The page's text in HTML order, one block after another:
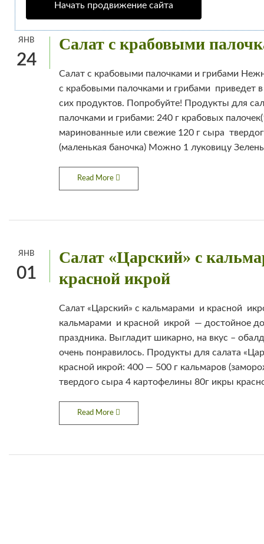
Начать продвижение сайта
ЯНВ
24
Салат с крабовыми
Салат с крабовыми палочками и грибами
с крабовыми палочками и грибами приведет
сих продуктов. Попробуйте! Продукты для
палочками и грибами: 240 г крабовых
маринованные или свежие 120 г сыра
(маленькая баночка) Можно 1 луковицу
Read More
ЯНВ
01
Салат «Царский» с
красной икрой
Салат «Царский» с кальмарами и красной
кальмарами и красной икрой — достойное
праздника. Выгладит шикарно, на вкус –
очень понравилось. Продукты для салата
красной икрой: 400 — 500 г кальмаров
твердого сыра 4 картофелины 80г икры
Read More